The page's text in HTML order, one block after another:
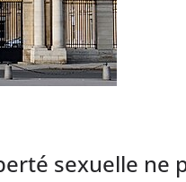
sexuelle ne